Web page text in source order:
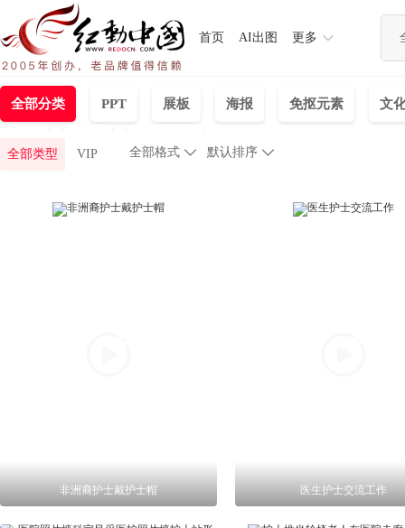
首页 AI出图 更多
全部分类 PPT 展板 海报 免抠元素 文
手机海报
全部类型 VIP 
全部格式 默认排序 
非洲裔护士戴护士帽 医生护士交流工作